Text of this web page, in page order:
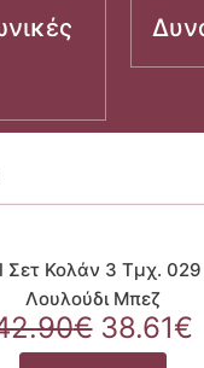
Σετ Κολάν 3 Τμχ.
Λουλούδι Μπεζ
€ Original
price
38.61€Η
Αυτό